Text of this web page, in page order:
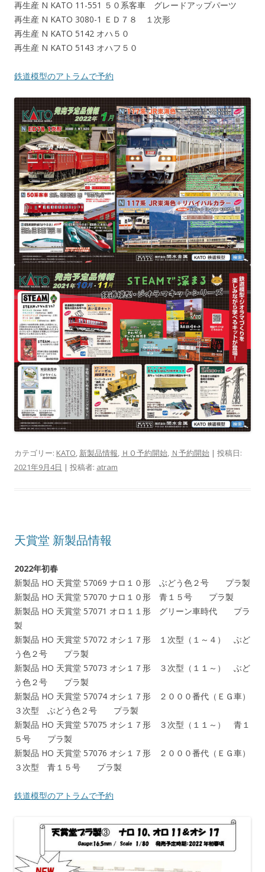
再生産 N KATO 11-551 ５０系客車 グレードアップパーツ
再生産 N KATO 3080-1 ＥＤ７８ １次形
再生産 N KATO 5142 オハ５０
再生産 N KATO 5143 オハフ５０
鉄道模型のアトラムで予約
カテゴリー: KATO, 新製品情報, ＨＯ予約開始, Ｎ予約開始 | 投稿日:
2021年9月4日 | 投稿者: atram
天賞堂 新製品情報
2022年初春
新製品 HO 天賞堂 57069 ナロ１０形 ぶどう色２号 プラ製
新製品 HO 天賞堂 57070 ナロ１０形 青１５号 プラ製
新製品 HO 天賞堂 57071 オロ１１形 グリーン車時代 プラ
製
新製品 HO 天賞堂 57072 オシ１７形 １次型（１～４） ぶど
う色２号 プラ製
新製品 HO 天賞堂 57073 オシ１７形 ３次型（１１～） ぶど
う色２号 プラ製
新製品 HO 天賞堂 57074 オシ１７形 ２０００番代（ＥＧ車）
３次型 ぶどう色２号 プラ製
新製品 HO 天賞堂 57075 オシ１７形 ３次型（１１～） 青１
５号 プラ製
新製品 HO 天賞堂 57076 オシ１７形 ２０００番代（ＥＧ車）
３次型 青１５号 プラ製
鉄道模型のアトラムで予約